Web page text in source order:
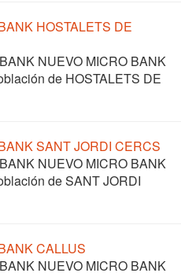
HOSTALETS DE
NUEVO MICRO BANK
de HOSTALETS DE
SANT JORDI CERCS
NUEVO MICRO BANK
de SANT JORDI
CALLUS
NUEVO MICRO BANK